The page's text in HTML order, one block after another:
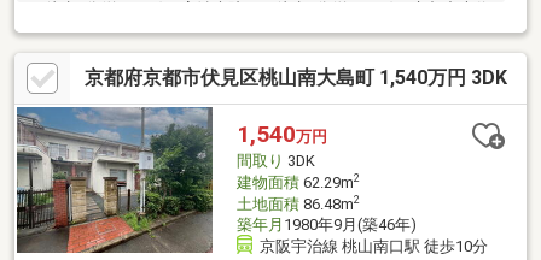
用金庫 黄檗支店まで徒歩7分(約490m)・明星っ子こども園まで
徒歩7分(約490m)・京都中央信用金庫 木幡支店まで徒歩9分(約
720m)・木幡幼稚園まで徒歩12分(約940m)・宇治木幡郵便局まで
徒歩11分(約860m)・セブンイレブン 宇治京阪木幡駅前店まで徒
歩11分(約860m)
京都府京都市伏見区桃山南大島町 1,540万円 3DK
1,540万円
間取り 3DK
建物面積62.29m2
土地面積86.48m2
築年月 1980年9月(築46年)
京阪宇治線 桃山南口駅 徒歩10分